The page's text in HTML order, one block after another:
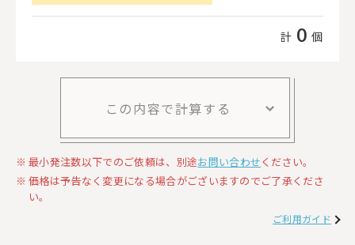
計 0 個
この内容で計算する
最小発注数以下でのご依頼は、別途お問い合わせください。
価格は予告なく変更になる場合がございますのでご了承くださ
い。
ご利用ガイド